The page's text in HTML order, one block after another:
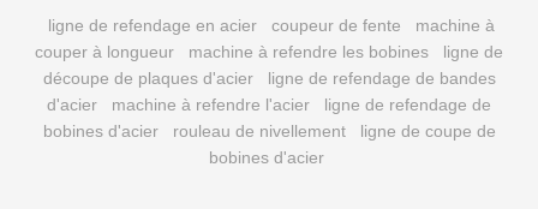
ligne de refendage en acier coupeur de fente
machine à
couper à longueur
machine à refendre les bobines
ligne de
découpe de plaques d'acier
ligne de refendage de bandes
d'acier
machine à refendre l'acier
ligne de refendage de
bobines d'acier
rouleau de nivellement
ligne de coupe de
bobines d'acier